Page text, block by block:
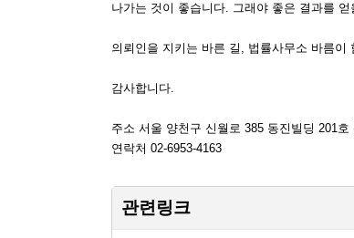
나가는 것이 좋습니다. 그래야 좋은 결과를
의뢰인을 지키는 바른 길, 법률사무소 바름이
감사합니다.
주소 서울 양천구 신월로 385 동진빌딩 201
연락처 02-6953-4163
관련링크